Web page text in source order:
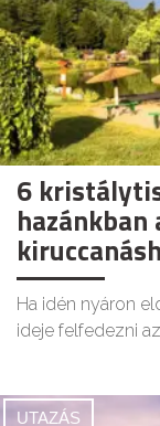
6
Ha idén nyáron
ideje felfedezni
UTAZÁS